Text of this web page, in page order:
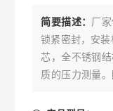
简要描述： 厂
锁紧密封，安
芯，全不锈钢
质的压力测量